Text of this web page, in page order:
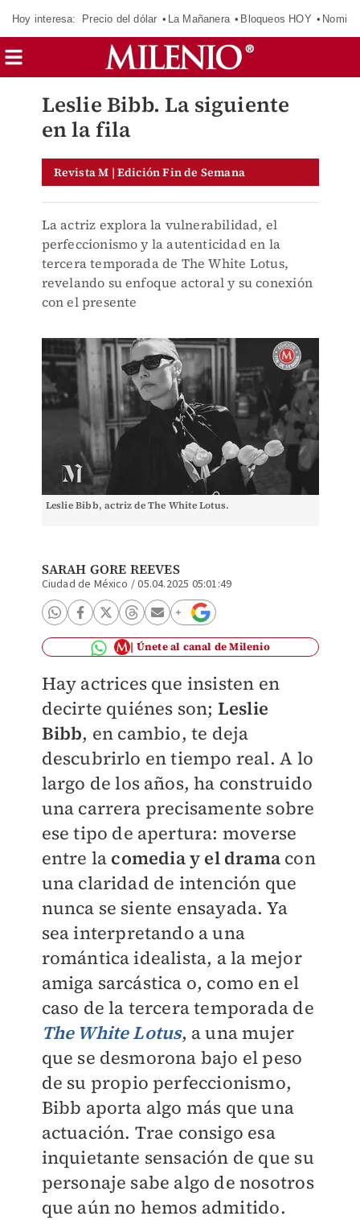
Hoy interesa: Precio del dólar La Mañanera Bloqueos HOY
Leslie Bibb. La siguiente
en la fila
Revista M | Edición Fin de Semana
La actriz explora la vulnerabilidad, el
perfeccionismo y la autenticidad en la
tercera temporada de The White Lotus,
revelando su enfoque actoral y su conexión
con el presente
Leslie Bibb, actriz de The White Lotus.
SARAH GORE REEVES
Ciudad de México /05.04.2025 05:01:49
Únete al canal de Milenio
Hay actrices que insisten en
decirte quiénes son; Leslie
Bibb, en cambio, te deja
descubrirlo en tiempo real. A lo
largo de los años, ha construido
una carrera precisamente sobre
ese tipo de apertura: moverse
entre la comedia y el dramacon
una claridad de intención que
nunca se siente ensayada. Ya
sea interpretando a una
romántica idealista, a la mejor
amiga sarcástica o, como en el
caso de la tercera temporada de
The White Lotus, a una mujer
que se desmorona bajo el peso
de su propio perfeccionismo,
Bibb aporta algo más que una
actuación. Trae consigo esa
inquietante sensación de que su
personaje sabe algo de nosotros
que aún no hemos admitido.